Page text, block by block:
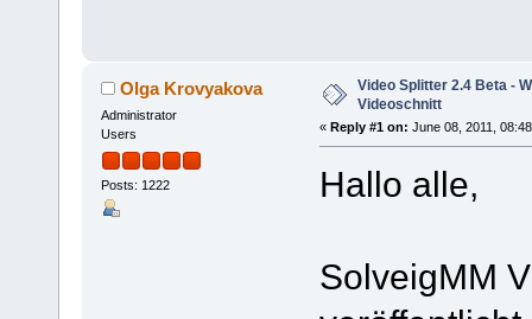
Olga Krovyakova
Administrator
Users
Posts: 1222
Video Splitter 2.4 Beta -
Videoschnitt
« Reply #1 on: June 08, 2011,
Hallo alle,
SolveigMM